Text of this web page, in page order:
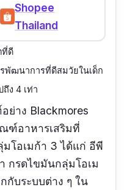
Shopee
Thailand
ที่ดี
พัฒนาการที่ดีสมวัยในเด็ก
ง 4 เท่า
าง Blackmores
ฑ์อาหารเสริมที่
โอเมก้า 3 ได้แก่ อีพี
กรดไขมันกลุ่มโอเม
กับระบบต่าง ๆ ใน